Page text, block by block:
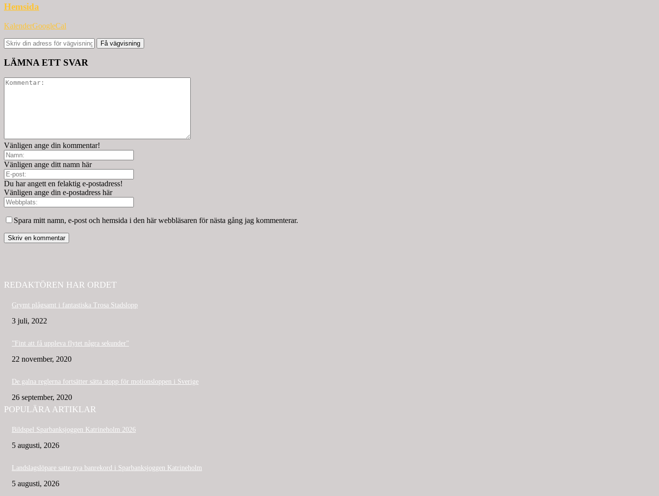
Hemsida
KalenderGoogleCal
Få vägvisning
LÄMNA ETT SVAR
Vänligen ange din kommentar!
Vänligen ange ditt namn här
Du har angett en felaktig e-postadress!
Vänligen ange din e-postadress här
Spara mitt namn, e-post och hemsida i den här webbläsaren för nästa gång jag kommenterar.
REDAKTÖREN HAR ORDET
Grymt plågsamt i fantastiska Trosa Stadslopp
3 juli, 2022
”Fint att få uppleva flytet några sekunder”
22 november, 2020
De galna reglerna fortsätter sätta stopp för motionsloppen i Sverige
26 september, 2020
POPULÄRA ARTIKLAR
Bildspel Sparbanksjoggen Katrineholm 2026
5 augusti, 2026
Landslagslöpare satte nya banrekord i Sparbanksjoggen Katrineholm
5 augusti, 2026